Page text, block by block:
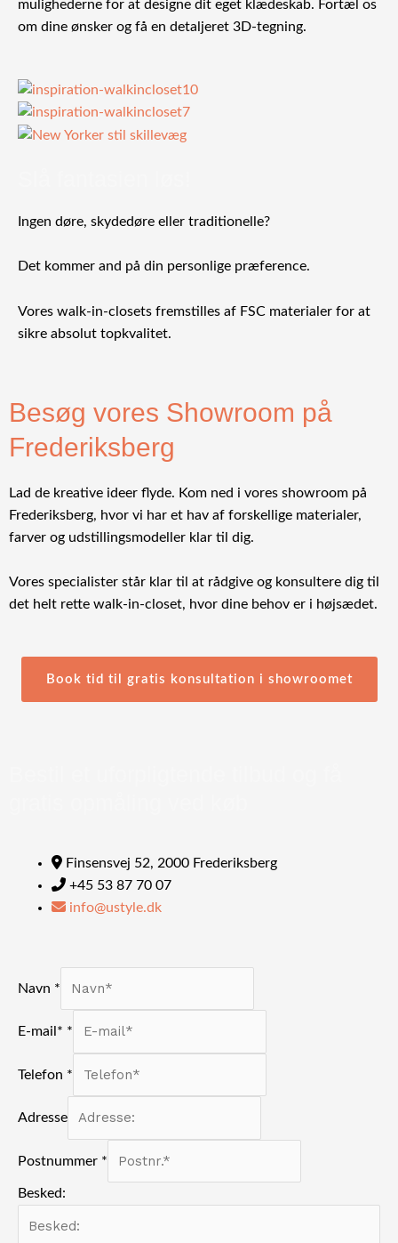
Ingen døre, skydedøre eller traditionelle?
Det kommer and på din personlige præference.
Vores walk-in-closets fremstilles af FSC materialer for at
sikre absolut topkvalitet.
mulighederne for at designe dit eget klædeskab. Fortæl os
om dine ønsker og få en detaljeret 3D-tegning.
Besøg vores Showroom på
Frederiksberg
Lad de kreative ideer flyde. Kom ned i vores showroom på
Frederiksberg, hvor vi har et hav af forskellige materialer,
farver og udstillingsmodeller klar til dig.
Vores specialister står klar til at rådgive og konsultere dig til
det helt rette walk-in-closet, hvor dine behov er i højsædet.
Book tid til gratis konsultation i showroomet
Finsensvej 52, 2000 Frederiksberg
+45 53 87 70 07
info@ustyle.dk
Navn *
E-mail* *
Telefon *
Adresse
Postnummer *
Besked: